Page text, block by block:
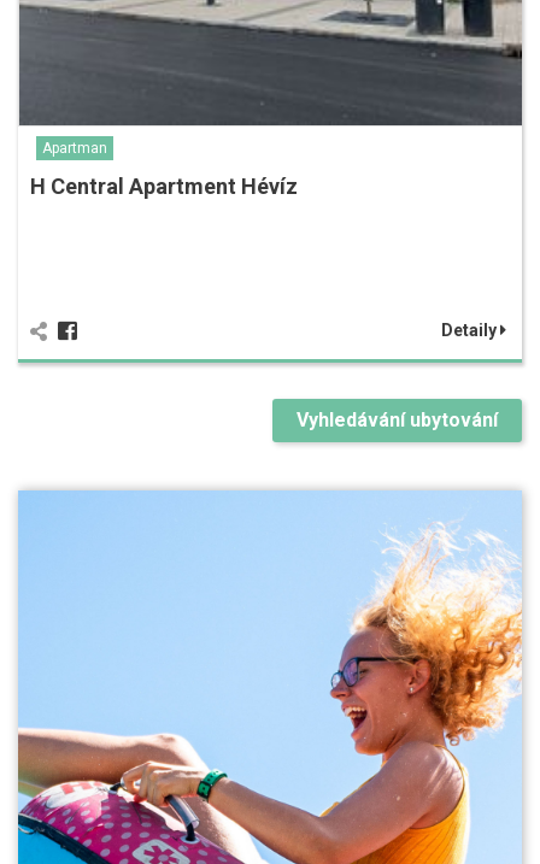
Apartman
H Central Apartment Hévíz
Detaily
Vyhledávání ubytování